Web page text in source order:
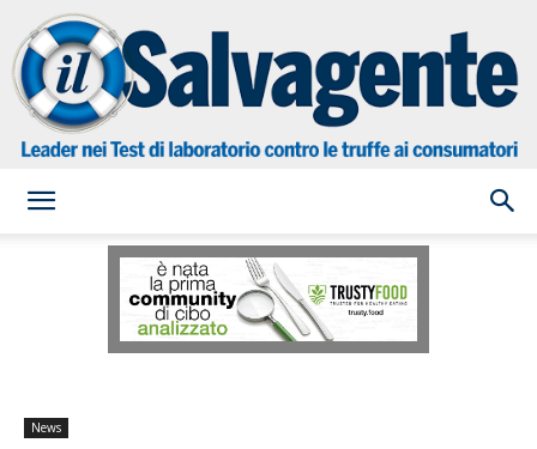
Salvagente
News